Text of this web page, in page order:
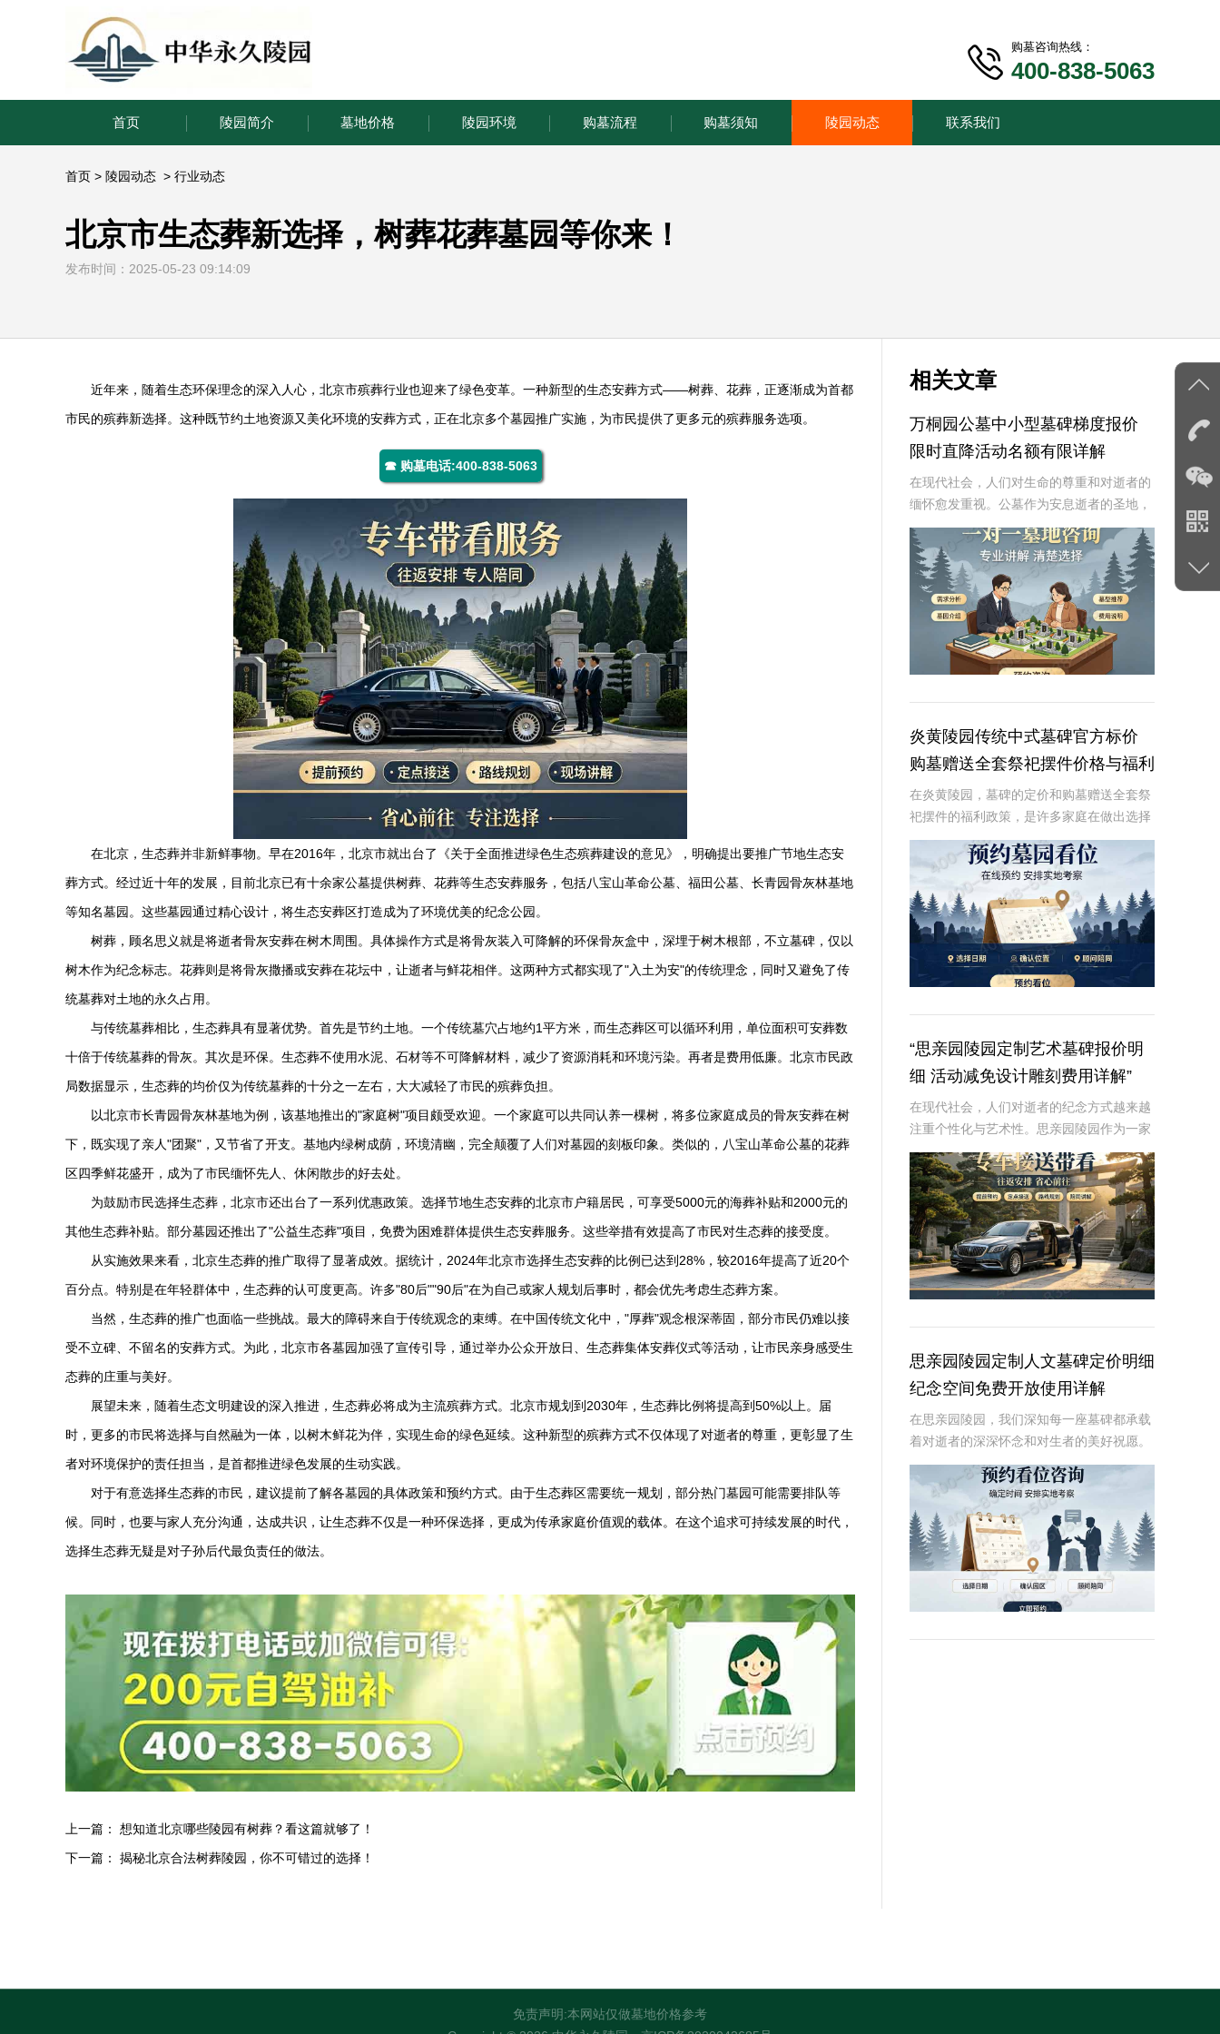
购墓咨询热线：
400-838-5063
首页 陵园简介 墓地价格 陵园环境 购墓流程 购墓须知 陵园动态 联系我们
首页 > 陵园动态 > 行业动态
北京市生态葬新选择，树葬花葬墓园等你来！
发布时间：2025-05-23 09:14:09
近年来，随着生态环保理念的深入人心，北京市殡葬行业也迎来了绿色变革。一种新型的生态安葬方式——树葬、花葬，正逐渐成为首都
市民的殡葬新选择。这种既节约土地资源又美化环境的安葬方式，正在北京多个墓园推广实施，为市民提供了更多元的殡葬服务选项。
☎ 购墓电话:400-838-5063
在北京，生态葬并非新鲜事物。早在2016年，北京市就出台了《关于全面推进绿色生态殡葬建设的意见》，明确提出要推广节地生态安
葬方式。经过近十年的发展，目前北京已有十余家公墓提供树葬、花葬等生态安葬服务，包括八宝山革命公墓、 福田公墓 长青园骨灰林基地
等知名墓园。这些墓园通过精心设计，将生态安葬区打造成为了环境优美的纪念公园。
树葬，顾名思义就是将逝者骨灰安葬在树木周围。具体操作方式是将骨灰装入可降解的环保骨灰盒中，深埋于树木根部，不立墓碑，仅以
树木作为纪念标志。花葬则是将骨灰撒播或安葬在花坛中，让逝者与鲜花相伴。这两种方式都实现了"入土为安"的传统理念，同时又避免了传
统墓葬对土地的永久占用。
与传统墓葬相比，生态葬具有显著优势。首先是节约土地。一个传统墓穴占地约1平方米，而生态葬区可以循环利用，单位面积可安葬数
十倍于传统墓葬的骨灰。其次是环保。生态葬不使用水泥、石材等不可降解材料，减少了资源消耗和环境污染。再者是费用低廉。北京市民政
局数据显示，生态葬的均价仅为传统墓葬的十分之一左右，大大减轻了市民的殡葬负担。
以北京市长青园骨灰林基地为例，该基地推出的"家庭树"项目颇受欢迎。一个家庭可以共同认养一棵树，将多位家庭成员的骨灰安葬在树
下，既实现了亲人"团聚"，又节省了开支。基地内绿树成荫，环境清幽，完全颠覆了人们对墓园的刻板印象。类似的，八宝山革命公墓的花葬
区四季鲜花盛开，成为了市民缅怀先人、休闲散步的好去处。
为鼓励市民选择生态葬，北京市还出台了一系列优惠政策。选择节地生态安葬的北京市户籍居民，可享受5000元的海葬补贴和2000元的
其他生态葬补贴。部分墓园还推出了"公益生态葬"项目，免费为困难群体提供生态安葬服务。这些举措有效提高了市民对生态葬的接受度。
从实施效果来看，北京生态葬的推广取得了显著成效。据统计，2024年北京市选择生态安葬的比例已达到28%，较2016年提高了近20个
百分点。特别是在年轻群体中，生态葬的认可度更高。许多"80后""90后"在为自己或家人规划后事时，都会优先考虑生态葬方案。
当然，生态葬的推广也面临一些挑战。最大的障碍来自于传统观念的束缚。在中国传统文化中，"厚葬"观念根深蒂固，部分市民仍难以接
受不立碑、不留名的安葬方式。为此，北京市各墓园加强了宣传引导，通过举办公众开放日、生态葬集体安葬仪式等活动，让市民亲身感受生
态葬的庄重与美好。
展望未来，随着生态文明建设的深入推进，生态葬必将成为主流殡葬方式。北京市规划到2030年，生态葬比例将提高到50%以上。届
时，更多的市民将选择与自然融为一体，以树木鲜花为伴，实现生命的绿色延续。这种新型的殡葬方式不仅体现了对逝者的尊重，更彰显了生
者对环境保护的责任担当，是首都推进绿色发展的生动实践。
对于有意选择生态葬的市民，建议提前了解各墓园的具体政策和预约方式。由于生态葬区需要统一规划，部分热门墓园可能需要排队等
候。同时，也要与家人充分沟通，达成共识，让生态葬不仅是一种环保选择，更成为传承家庭价值观的载体。在这个追求可持续发展的时代，
选择生态葬无疑是对子孙后代最负责任的做法。
上一篇： 想知道北京哪些陵园有树葬？看这篇就够了！
下一篇： 揭秘北京合法树葬陵园，你不可错过的选择！
相关文章
万桐园公墓中小型墓碑梯度报价
限时直降活动名额有限详解
在现代社会，人们对生命的尊重和对逝者的
缅怀愈发重视。公墓作为安息逝者的圣地，
其墓碑的选择不仅是对逝者的纪念，也是生
者情感的寄托。万桐园公墓作为一家知名的
大型公墓，一直致力于提供高品质、个性化
的墓碑服务
炎黄陵园传统中式墓碑官方标价
购墓赠送全套祭祀摆件价格与福利
深度解析
在炎黄陵园，墓碑的定价和购墓赠送全套祭
祀摆件的福利政策，是许多家庭在做出选择
时的重要考虑因素。本文将从专业角度深入
解析这些内容，为读者提供有价值、信息丰
富的信息。☎ 炎黄陵园电话:400-838-50
“思亲园陵园定制艺术墓碑报价明
细 活动减免设计雕刻费用详解”
在现代社会，人们对逝者的纪念方式越来越
注重个性化与艺术性。思亲园陵园作为一家
专业的陵园服务提供商，推出了定制艺术墓
碑服务，以满足客户对逝者的特殊纪念需
求。本文将详细介绍思亲园陵园定制艺术墓
碑的报价明细
思亲园陵园定制人文墓碑定价明细
纪念空间免费开放使用详解
在思亲园陵园，我们深知每一座墓碑都承载
着对逝者的深深怀念和对生者的美好祝愿。
因此，我们精心定制的人文墓碑不仅是对逝
者的永恒纪念，更是生者情感的寄托。本文
将详细介绍思亲园陵园定制人文墓碑的定价
明细以及纪
免责声明:本网站仅做墓地价格参考